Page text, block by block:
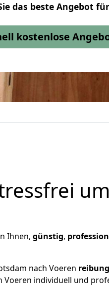
das beste Angebot
kostenlose
Ihnen, günstig,
nach Voeren
individuell und